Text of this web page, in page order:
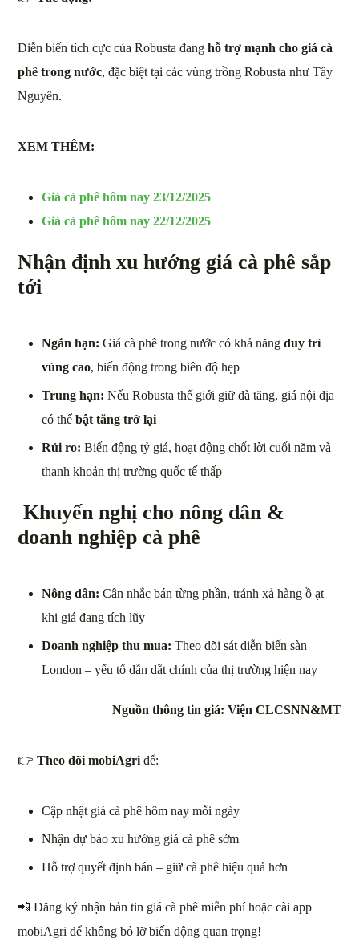
Diễn biến tích cực của Robusta đanghỗ trợ mạnh cho giá cà
phê trong nước, đặc biệt tại các vùng trồng Robusta như Tây
Nguyên.
XEM THÊM:
Giá cà phê hôm nay 23/12/2025
Giá cà phê hôm nay 22/12/2025
Nhận định xu hướng giá cà phê sắp
tới
Ngắn hạn: Giá cà phê trong nước có khả năngduy trì
vùng cao, biến động trong biên độ hẹp
Trung hạn: Nếu Robusta thế giới giữ đà tăng, giá nội địa
có thểbật tăng trở lại
Rủi ro: Biến động tỷ giá, hoạt động chốt lời cuối năm và
thanh khoản thị trường quốc tế thấp
Khuyến nghị cho nông dân &
doanh nghiệp cà phê
Nông dân: Cân nhắc bán từng phần, tránh xả hàng ồ ạt
khi giá đang tích lũy
Doanh nghiệp thu mua: Theo dõi sát diễn biến sàn
London – yếu tố dẫn dắt chính của thị trường hiện nay
Nguồn thông tin giá: Viện CLCSNN&MT
👉Theo dõi mobiAgriđể:
Cập nhật giá cà phê hôm nay mỗi ngày
Nhận dự báo xu hướng giá cà phê sớm
Hỗ trợ quyết định bán – giữ cà phê hiệu quả hơn
📲 Đăng ký nhận bản tin giá cà phê miễn phí hoặc cài app
mobiAgri để không bỏ lỡ biến động quan trọng!